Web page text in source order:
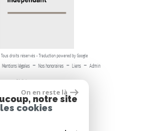
droits réservés - Traduction powered by Google
Mentions légales- Nos honoraires- Liens- Admin
On en reste là
notre site
cookies